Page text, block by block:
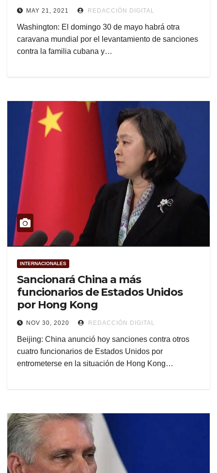
MAY 21, 2021 REDACCIÓN DIGITAL
Washington: El domingo 30 de mayo habrá otra
caravana mundial por el levantamiento de sanciones
contra la familia cubana y…
INTERNACIONALES
Sancionará China a más
funcionarios de Estados Unidos
por Hong Kong
NOV 30, 2020 REDACCIÓN DIGITAL
Beijing: China anunció hoy sanciones contra otros
cuatro funcionarios de Estados Unidos por
entrometerse en la situación de Hong Kong…